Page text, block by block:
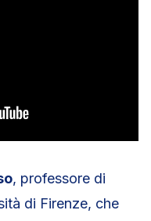
, professore di
di Firenze, che